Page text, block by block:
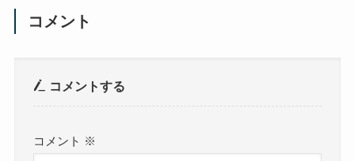
コメント
コメントする
コメント ※